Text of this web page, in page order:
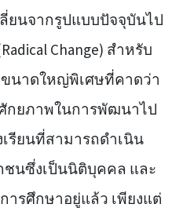
ลี่ยนจากรูปแบบปัจจุบันไป
Change) สำหรับ
นาดใหญ่พิเศษที่คาดว่า
กยภาพในการพัฒนาไป
รียนที่สามารถดำเนิน
ชนซึ่งเป็นนิติบุคคล และ
ารศึกษาอยู่แล้ว เพียงแต่